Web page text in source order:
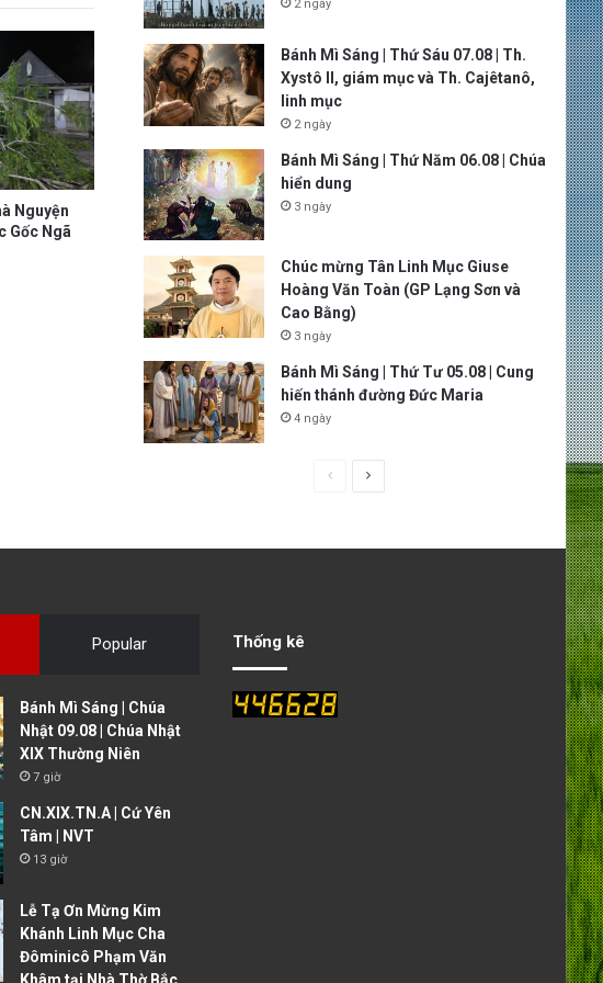
Nguyện
Gốc Ngã
2 ngày
Bánh Mì Sáng | Thứ Sáu 07.08 | Th.
Xystô II, giám mục và Th. Cajêtanô,
linh mục
2 ngày
Bánh Mì Sáng | Thứ Năm 06.08 | Chúa
hiển dung
3 ngày
Chúc mừng Tân Linh Mục Giuse
Hoàng Văn Toàn (GP Lạng Sơn và
Cao Bằng)
3 ngày
Bánh Mì Sáng | Thứ Tư 05.08 | Cung
hiến thánh đường Đức Maria
4 ngày
s
p
Popular
Bánh Mì Sáng | Chúa
Nhật 09.08 | Chúa Nhật
XIX Thường Niên
7 giờ
CN.XIX.TN.A | Cứ Yên
Tâm | NVT
13 giờ
Lễ Tạ Ơn Mừng Kim
Khánh Linh Mục Cha
Đôminicô Phạm Văn
Khâm tại Nhà Thờ Bắc
Thống kê